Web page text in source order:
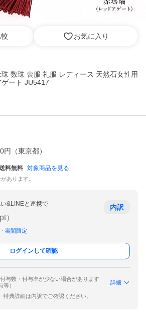
お気に入り
数珠 喪服 礼服 レディース 天然石女性用
ート JU5417
円 （東京都）
料無料 対象商品を見る
あります。
&LINEと連携で
pt）
期間限定
内訳
ログインして確認
与数・付与率が少ない場合があります
等）
詳細
特典詳細は内訳でご確認ください。